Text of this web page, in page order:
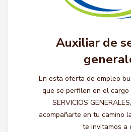
Auxiliar de
En esta oferta de empleo
que se perfilen en el cargo
SERVICIOS
acompañarte en tu camino
te invitamos a